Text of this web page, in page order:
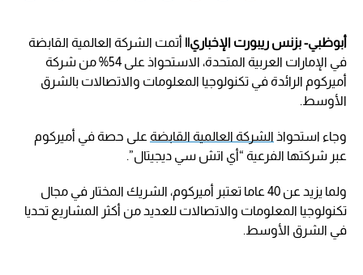
أبوظبي- بزنس ريبورت الإخباري|| أتمت الشركة العالمية القابضة
في الإمارات العربية المتحدة، الاستحواذ على 54% من شركة
أميركوم الرائدة في تكنولوجيا المعلومات والاتصالات بالشرق
الأوسط.
وجاء استحواذ الشركة العالمية القابضة على حصة في أميركوم
عبر شركتها الفرعية “أي اتش سي ديجيتال”.
ولما يزيد عن 40 عاما تعتبر أميركوم، الشريك المختار في مجال
تكنولوجيا المعلومات والاتصالات للعديد من أكثر المشاريع تحديا
في الشرق الأوسط.